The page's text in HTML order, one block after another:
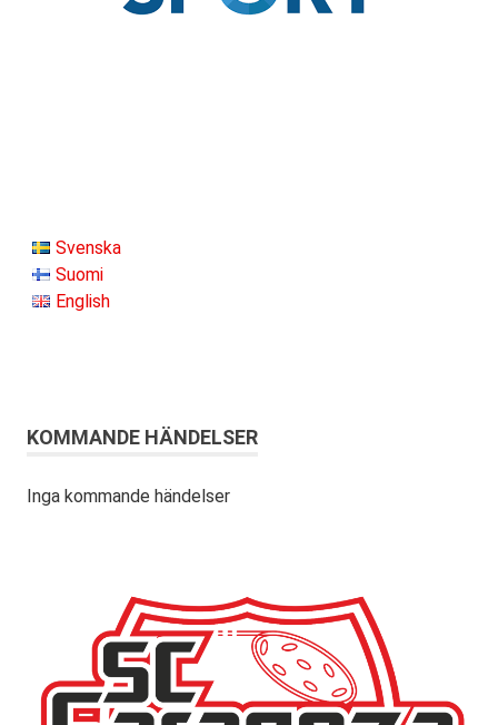
Svenska
Suomi
English
KOMMANDE HÄNDELSER
Inga kommande händelser